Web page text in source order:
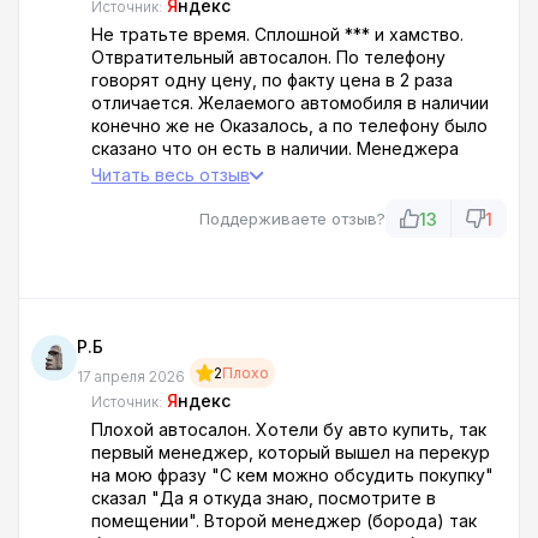
Источник: Яндекс
Не тратьте время. Сплошной *** и хамство.
Отвратительный автосалон. По телефону
говорят одну цену, по факту цена в 2 раза
отличается. Желаемого автомобиля в наличии
конечно же не Оказалось, а по телефону было
сказано что он есть в наличии. Менеджера
зовут Алексей, *** и коллега его (первый стол у
«мужчины» видимо считают нормой орать и
Читать весь отзыв
Поддерживаете отзыв? 13 1
Р.Б
17 апреля 2026 2Плохо
Источник: Яндекс
Плохой автосалон. Хотели бу авто купить, так
первый менеджер, который вышел на перекур
на мою фразу "С кем можно обсудить покупку"
сказал "Да я откуда знаю, посмотрите в
помещении". Второй менеджер (борода) так